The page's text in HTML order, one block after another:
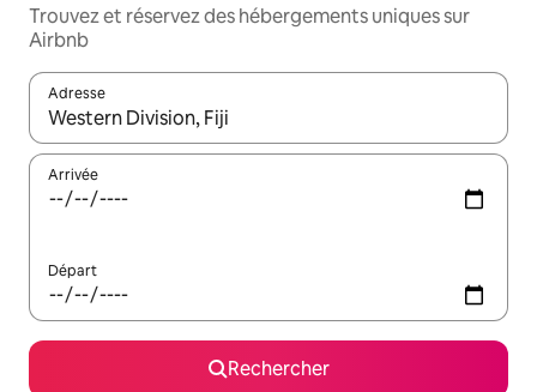
Trouvez et réservez des hébergements uniques sur
Airbnb
Adresse
Lorsque les résultats s'affichent, utilisez les flèches vers le
Arrivée
Départ
Rechercher